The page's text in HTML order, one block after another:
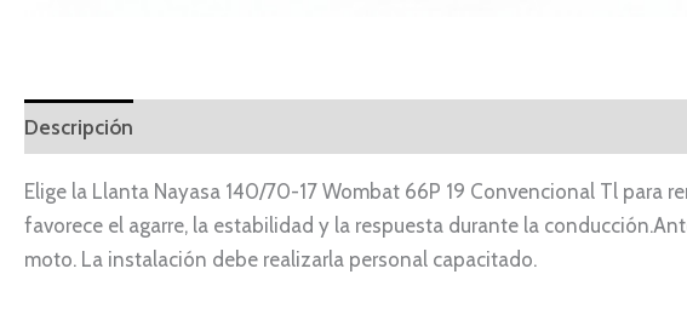
Descripción
Elige la Llanta Nayasa 140/70-17 Wombat 66P 19 Convencional Tl
favorece el agarre, la estabilidad y la respuesta durante la
moto. La instalación debe realizarla personal capacitado.